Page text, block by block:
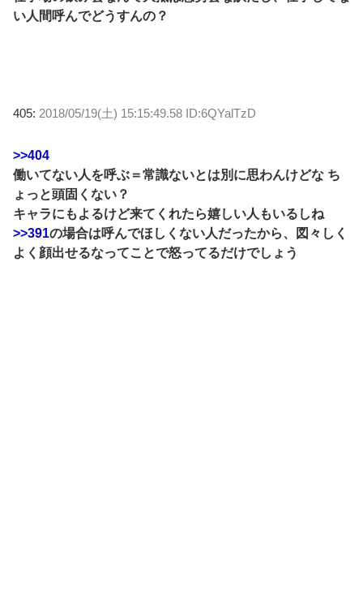
い人間呼んでどうすんの？
405: 2018/05/19(土) 15:15:49.58 ID:6QYalTzD
>>404
働いてない人を呼ぶ＝常識ないとは別に思わんけどな ち
ょっと頭固くない？
キャラにもよるけど来てくれたら嬉しい人もいるしね
>>391の場合は呼んでほしくない人だったから、図々しく
よく顔出せるなってことで怒ってるだけでしょう